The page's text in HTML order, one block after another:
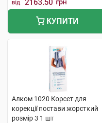
від 2163.50 грн
КУПИТИ
Алком 1020 Корсет для
корекції постави жорсткий
розмір 3 1 шт